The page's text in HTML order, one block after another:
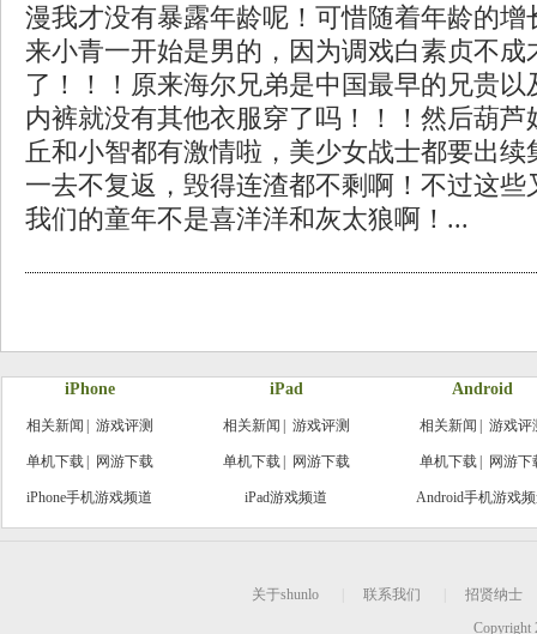
漫我才没有暴露年龄呢！可惜随着年龄的
来小青一开始是男的，因为调戏白素贞不
了！！！原来海尔兄弟是中国最早的兄贵
内裤就没有其他衣服穿了吗！！！然后葫
丘和小智都有激情啦，美少女战士都要出
一去不复返，毁得连渣都不剩啊！不过这
我们的童年不是喜洋洋和灰太狼啊！...
iPhone
相关新闻 游戏评测
单机下载 网游下载
iPhone手机游戏频道
iPad
相关新闻 游戏评测
单机下载 网游下载
iPad游戏频道
Android
相关新闻 游戏评
单机下载 网游下
Android手机游戏
关于shunlo 联系我们
招贤纳士
Copyright